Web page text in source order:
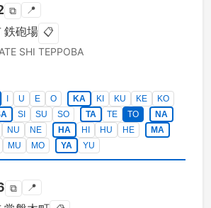
⧉ 📍
鉄砲場 📋
SHI TEPPOBA
U E O KA KI KU KE
KO
SI SU SO TA TE TO
NA
NU NE HA HI HU HE
MA
MU MO YA YU
⧉ 📍